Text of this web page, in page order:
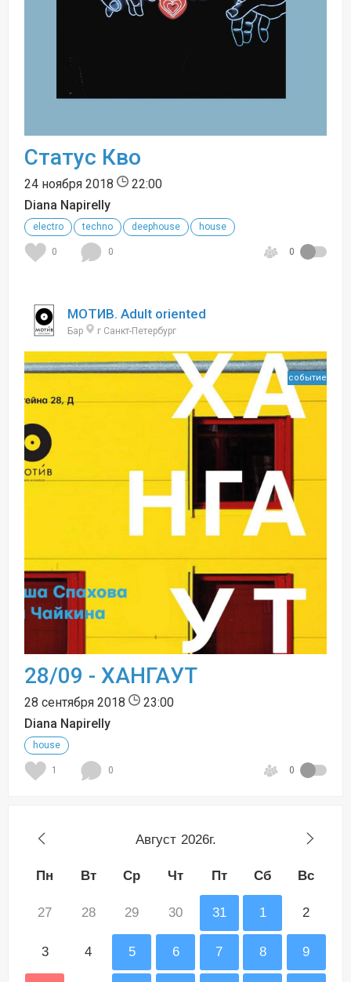
Статус Кво
24 ноября 2018
22:00
Diana Napirelly
electro techno deephouse house
0 0 0
МОТИВ. Adult oriented
Бар г Санкт-Петербург
событие
28/09 - ХАНГАУТ
28 сентября 2018
23:00
Diana Napirelly
house
1 0 0
Август 2026г.
Пн Вт Ср Чт Пт Сб Вс
27 28 29 30 31 1 2
3 4 5 6 7 8 9